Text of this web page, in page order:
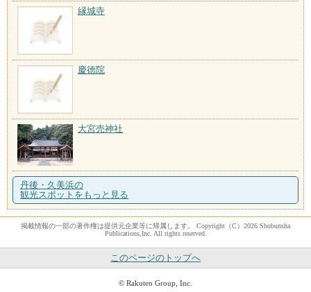
縁城寺
慶徳院
大宮売神社
丹後・久美浜の
観光スポットをもっと見る
掲載情報の一部の著作権は提供元企業等に帰属します。 Copyright（C）2026 Shobunsha
Publications,Inc. All rights reserved.
このページのトップへ
© Rakuten Group, Inc.